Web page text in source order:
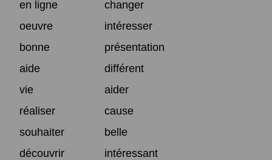
en ligne
changer
oeuvre
intéresser
bonne
présentation
aide
différent
vie
aider
réaliser
cause
souhaiter
belle
découvrir
intéressant